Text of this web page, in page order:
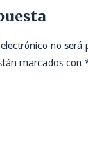
no será
marcados con